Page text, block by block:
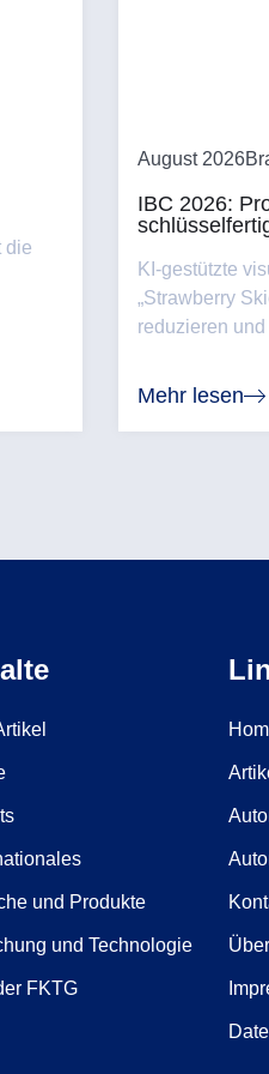
die
August 2026
IBC 2026:
KI-gestützte
„Strawberry
reduzieren
Mehr lesen
und Produkte
und Technologie
FKTG